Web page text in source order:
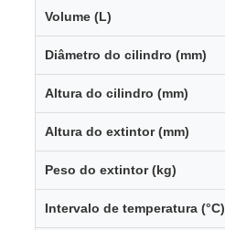
Volume (L)
Diâmetro do cilindro (mm)
Altura do cilindro (mm)
Altura do extintor (mm)
Peso do extintor (kg)
Intervalo de temperatura (°C)